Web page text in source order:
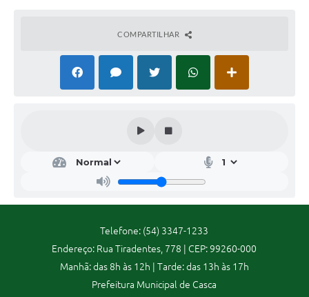
COMPARTILHAR
Telefone: (54) 3347-1233
Endereço: Rua Tiradentes, 778 | CEP: 99260-000
Manhã: das 8h às 12h | Tarde: das 13h às 17h
Prefeitura Municipal de Casca